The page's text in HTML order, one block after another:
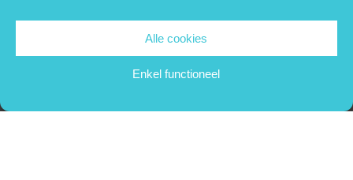
Alle cookies
Enkel functioneel
COPYRIGHT 2024 BEAUTIQUE NATHALIE |
PRIVACY VERKLARING